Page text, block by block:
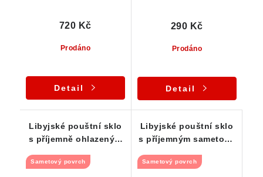
Prodáno
720 Kč
Detail
Prodáno
290 Kč
Detail
Libyjské pouštní sklo
s příjemně ohlazeným
Sametový povrch
Libyjské pouštní sklo
s příjemným sametově
2,39 g
Sametový povrch